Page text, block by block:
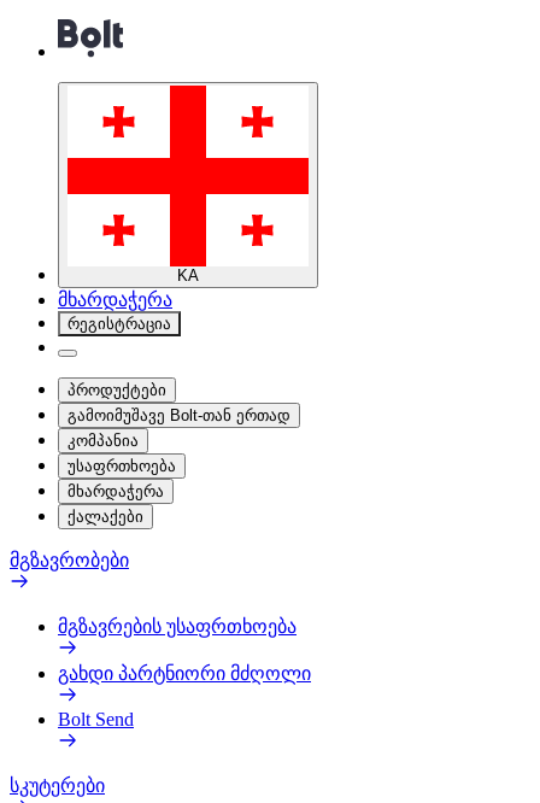
KA
მხარდაჭერა
რეგისტრაცია
პროდუქტები
გამოიმუშავე Bolt-თან ერთად
კომპანია
უსაფრთხოება
მხარდაჭერა
ქალაქები
მგზავრობები
მგზავრების უსაფრთხოება
გახდი პარტნიორი მძღოლი
Bolt Send
სკუტერები